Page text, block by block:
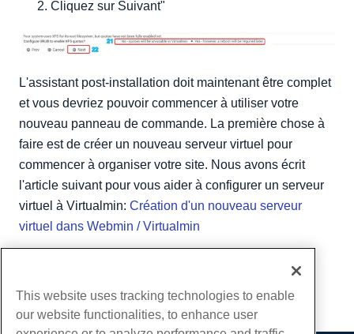
Cliquez sur Suivant"
L'assistant post-installation doit maintenant être complet
et vous devriez pouvoir commencer à utiliser votre
nouveau panneau de commande. La première chose à
faire est de créer un nouveau serveur virtuel pour
commencer à organiser votre site. Nous avons écrit
l'article suivant pour vous aider à configurer un serveur
virtuel à Virtualmin: Création d'un nouveau serveur
virtuel dans Webmin / Virtualmin
Copie URL
This website uses tracking technologies to enable
our website functionalities, to enhance user